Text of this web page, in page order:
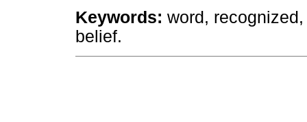
Keywords: word,
belief.